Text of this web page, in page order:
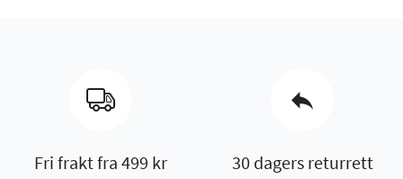
Fri frakt fra 499 kr 30 dagers returrett